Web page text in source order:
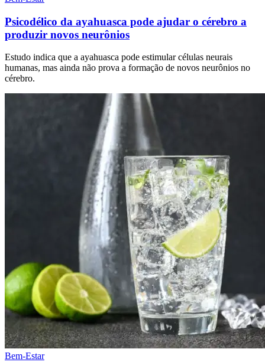
Psicodélico da ayahuasca pode ajudar o cérebro a
produzir novos neurônios
Estudo indica que a ayahuasca pode estimular células neurais
humanas, mas ainda não prova a formação de novos neurônios no
cérebro.
Bem-Estar